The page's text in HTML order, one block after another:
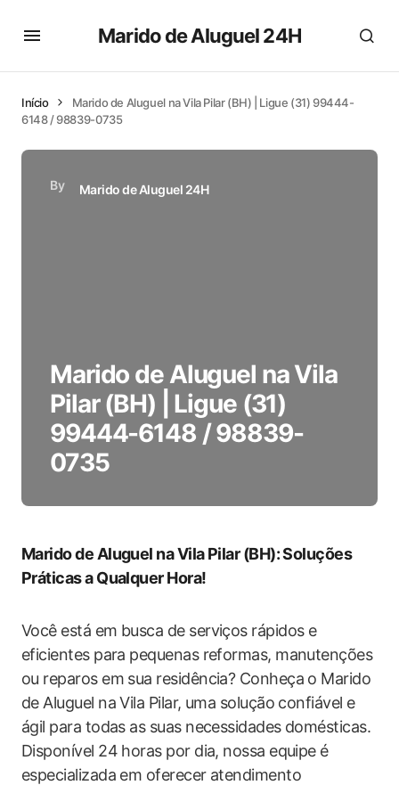
Marido de Aluguel 24H
Início
Marido de Aluguel na Vila Pilar (BH) | Ligue (31) 99444-
6148 / 98839-0735
By Marido de Aluguel 24H
Marido de Aluguel na Vila
Pilar (BH) | Ligue (31)
99444-6148 / 98839-
0735
Marido de Aluguel na Vila Pilar (BH): Soluções
Práticas a Qualquer Hora!
Você está em busca de serviços rápidos e
eficientes para pequenas reformas, manutenções
ou reparos em sua residência? Conheça o Marido
de Aluguel na Vila Pilar, uma solução confiável e
ágil para todas as suas necessidades domésticas.
Disponível 24 horas por dia, nossa equipe é
especializada em oferecer atendimento